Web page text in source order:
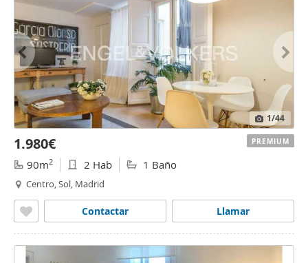
1/44
1.980€
90m2 2 Hab 1 Baño
Centro, Sol, Madrid
Llamar
Contactar
PREMIUM